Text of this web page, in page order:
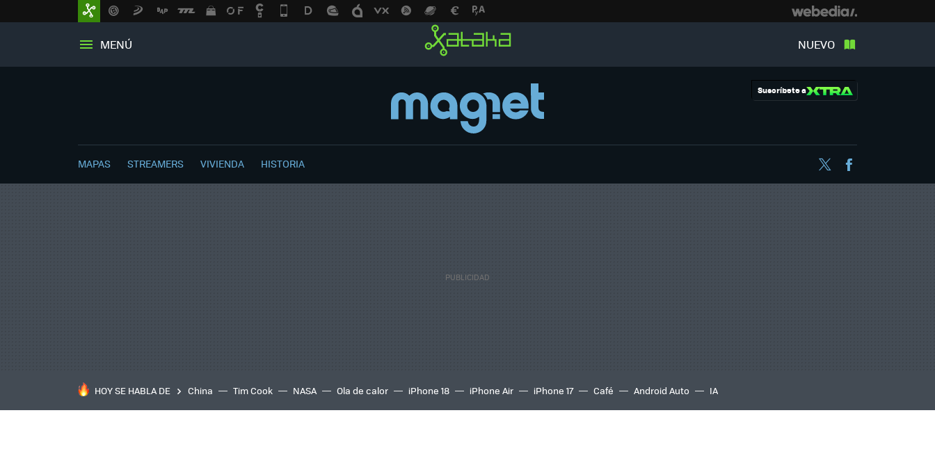
MENÚ NUEVO
Suscríbete a
MAPAS STREAMERS VIVIENDA HISTORIA Twitter
HOY SE HABLA DE China Tim Cook NASA Ola de calor iPhone 18 iPhone Air iPhone 17 Café Android Auto IA